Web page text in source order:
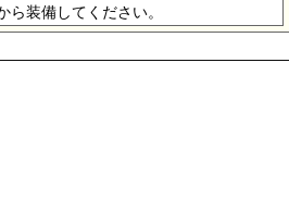
装備してください。